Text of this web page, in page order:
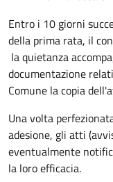
Entro i 10 giorni
della prima rata, il
la quietanza
documentazione
Comune la copia
Una volta
adesione, gli atti
eventualmente
la loro efficacia.